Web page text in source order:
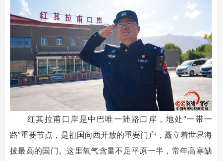
红其拉甫口岸是中巴唯一陆路口岸，地处“一带一
路”重要节点，是祖国向西开放的重要门户，矗立着世界海
拔最高的国门。这里氧气含量不足平原一半，常年高寒缺